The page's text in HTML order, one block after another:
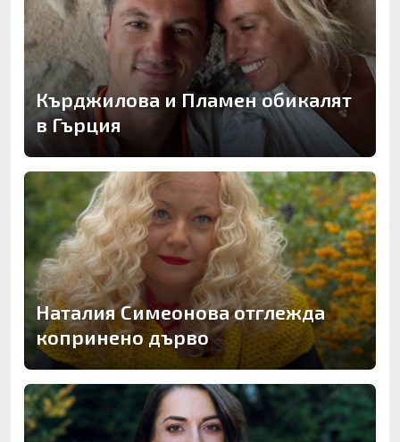
Кърджилова и Пламен обикалят
в Гърция
Наталия Симеонова отглежда
копринено дърво